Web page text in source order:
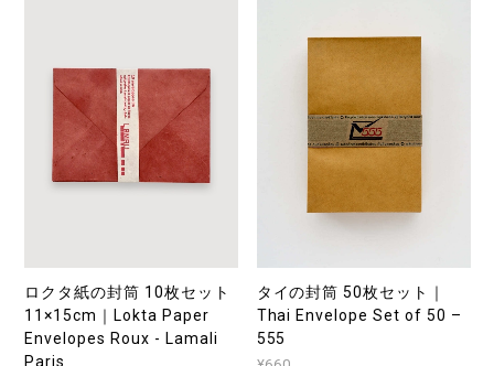
ロクタ紙の封筒 10枚セット
11×15cm｜Lokta Paper
Envelopes Roux - Lamali
Paris
タイの封筒 50枚セット｜
Thai Envelope Set of 50 –
555